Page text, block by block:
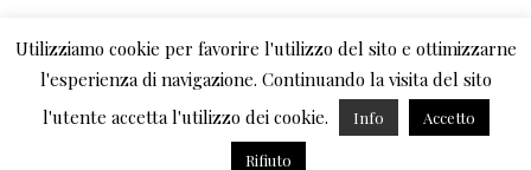
Utilizziamo cookie per favorire l'utilizzo del sito e ottimizzarne
l'esperienza di navigazione. Continuando la visita del sito
l'utente accetta l'utilizzo dei cookie.
Info Accetto
Rifiuto